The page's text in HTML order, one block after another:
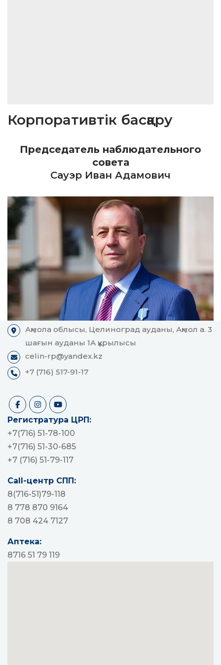
Корпоративтік басқару
Председатель наблюдательного
совета
Сауэр Иван Адамович
Ақмола облысы, Целиноград ауданы, Ақмол а. 3
шағын ауданы 1А құрылысы
celin-rp@yandex.kz
+7 (716) 517-91-17
Регистратура ЦРП:
+7(716) 51-78-100
+7(716) 51-30-685
+7 (716) 51-79-117
Call-центр СПП:
8(716-51)79-118
8 778 870 9164
8 708 424 7127
Аптека:
8716 51 79 119